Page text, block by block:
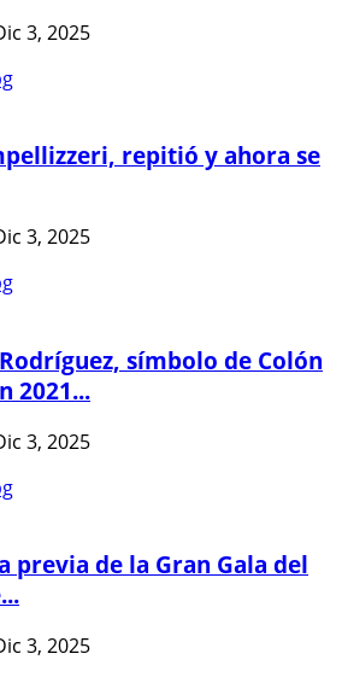
3, 2025
repitió y ahora se
3, 2025
símbolo de Colón
2021...
3, 2025
previa de la Gran Gala del
3, 2025